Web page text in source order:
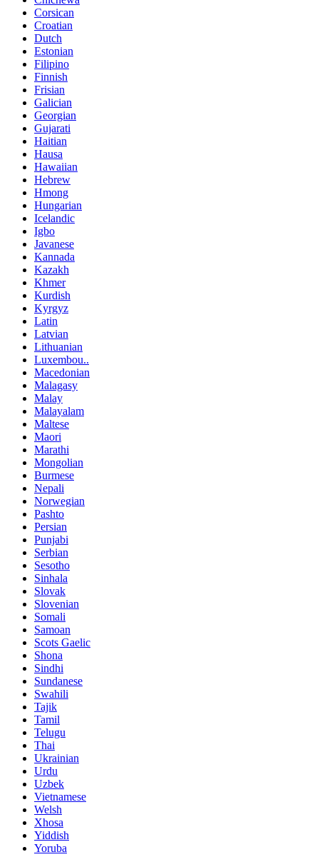
Corsican
Croatian
Dutch
Estonian
Filipino
Finnish
Frisian
Galician
Georgian
Gujarati
Haitian
Hausa
Hawaiian
Hebrew
Hmong
Hungarian
Icelandic
Igbo
Javanese
Kannada
Kazakh
Khmer
Kurdish
Kyrgyz
Latin
Latvian
Lithuanian
Luxembou..
Macedonian
Malagasy
Malay
Malayalam
Maltese
Maori
Marathi
Mongolian
Burmese
Nepali
Norwegian
Pashto
Persian
Punjabi
Serbian
Sesotho
Sinhala
Slovak
Slovenian
Somali
Samoan
Scots Gaelic
Shona
Sindhi
Sundanese
Swahili
Tajik
Tamil
Telugu
Thai
Ukrainian
Urdu
Uzbek
Vietnamese
Welsh
Xhosa
Yiddish
Yoruba